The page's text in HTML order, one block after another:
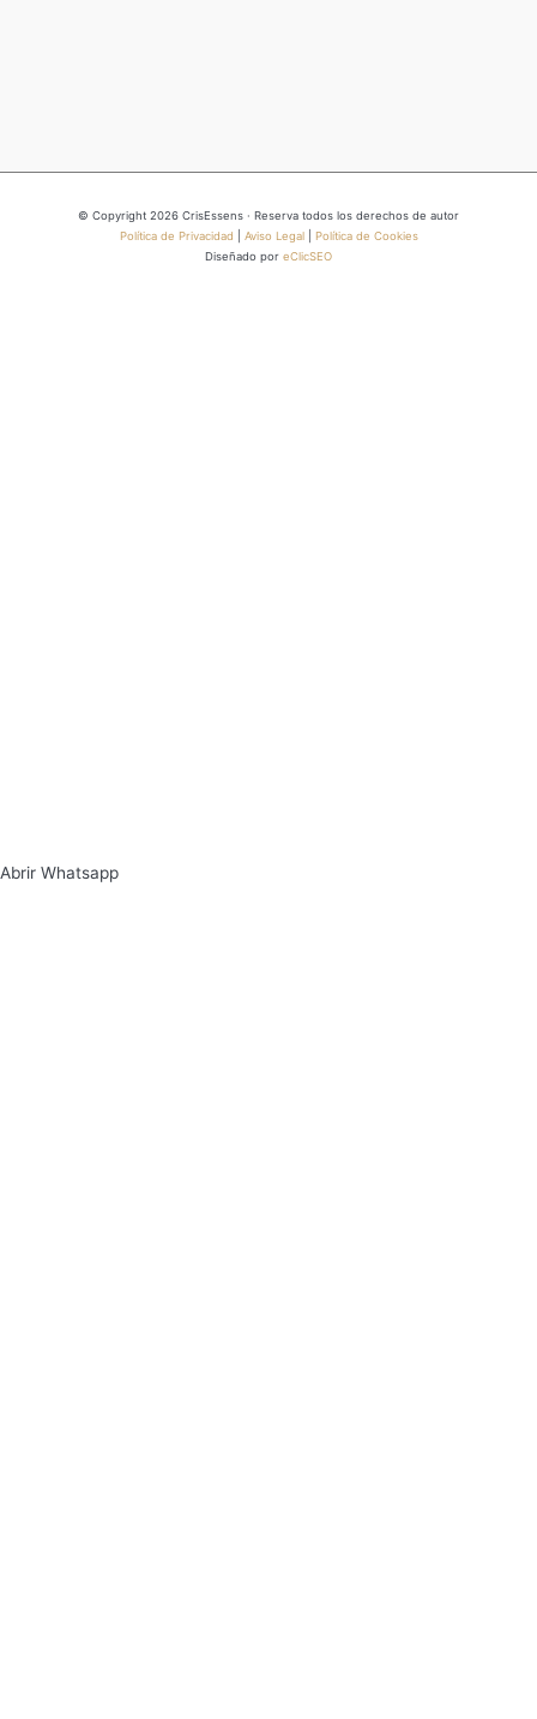
© Copyright 2026 CrisEssens · Reserva todos los derechos de autor
Política de Privacidad
Aviso Legal| Política de Cookies
Diseñado por eClicSEO
Abrir Whatsapp